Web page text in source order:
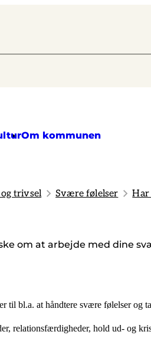
Om kommunen
trivsel Svære følelser Har
om at arbejde med dine
til bl.a. at håndtere svære følelser og
relationsfærdigheder, hold ud- og